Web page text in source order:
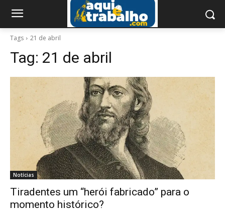
Tags 21 de abril
Tag: 21 de abril
Notícias
Tiradentes um “herói fabricado” para o
momento histórico?